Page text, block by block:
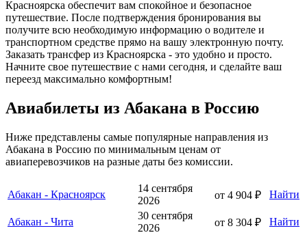
Красноярска обеспечит вам спокойное и безопасное
путешествие. После подтверждения бронирования вы
получите всю необходимую информацию о водителе и
транспортном средстве прямо на вашу электронную почту.
Заказать трансфер из Красноярска - это удобно и просто.
Начните свое путешествие с нами сегодня, и сделайте ваш
переезд максимально комфортным!
Авиабилеты из Абакана в Россию
Ниже представлены самые популярные направления из
Абакана в Россию по минимальным ценам от
авиаперевозчиков на разные даты без комиссии.
Абакан - Красноярск
14 сентября
2026
от 4 904 ₽ Найти
Абакан - Чита
30 сентября
2026
от 8 304 ₽ Найти